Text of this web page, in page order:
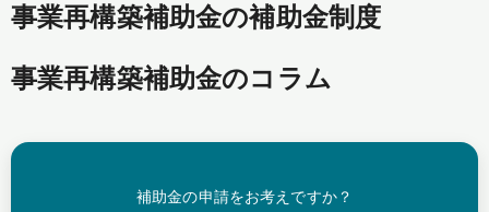
事業再構築補助金の補助金制度
事業再構築補助金のコラム
補助金の申請をお考えですか？